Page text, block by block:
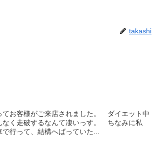
takashi
てお客様がご来店されました。 ダイエット中
なく走破するなんて凄いっす。 ちなみに私
行って、結構へばっていた...